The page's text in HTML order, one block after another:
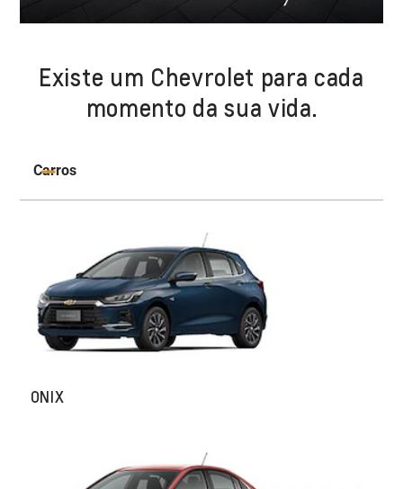
Existe um Chevrolet para cada
momento da sua vida.
Carros
ONIX